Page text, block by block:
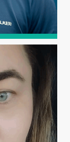
Universidade
mestrado em
doutorado em